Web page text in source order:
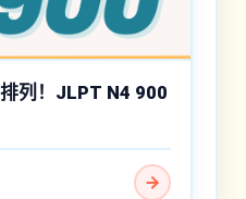
列！JLPT N4 900